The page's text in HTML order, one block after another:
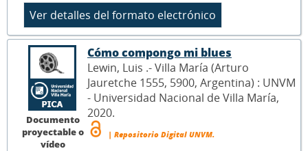
Documento
proyectable o
vídeo
Cómo compongo mi blues
Lewin, Luis .- Villa María (Arturo
Jauretche 1555, 5900, Argentina) : UNVM
- Universidad Nacional de Villa María,
2020.
| Repositorio Digital UNVM.